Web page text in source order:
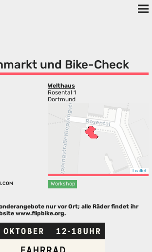
und Bike-Check
Welthaus
Rosental 1
Dortmund
Leaflet
Workshop
nur vor Ort; alle Räder findet ihr
www.flipbike.org.